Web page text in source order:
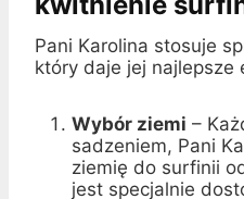
Pani Karolina stosuje
który daje jej najlepsze
Wybór ziemi –
sadzeniem, Pani
ziemię do surfinii
jest specjalnie